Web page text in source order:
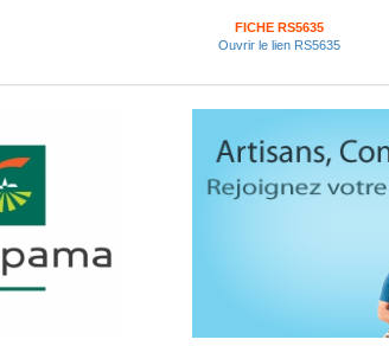
FICHE RS5635
Ouvrir le lien RS5635